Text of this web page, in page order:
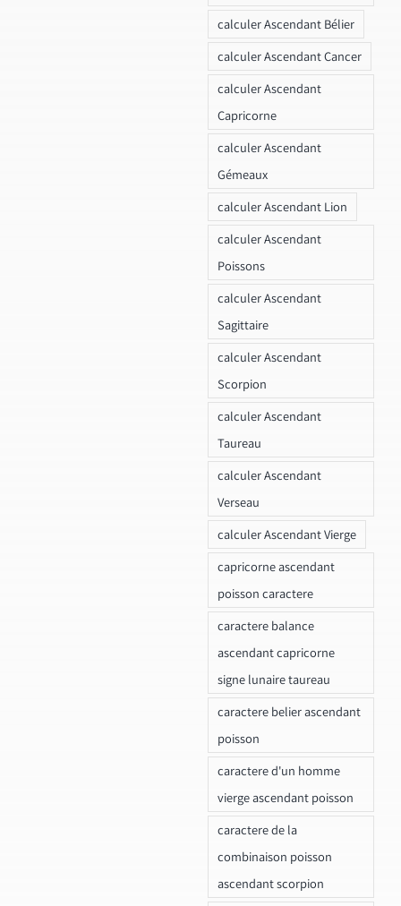
calculer Ascendant Bélier
calculer Ascendant Cancer
calculer Ascendant
Capricorne
calculer Ascendant
Gémeaux
calculer Ascendant Lion
calculer Ascendant
Poissons
calculer Ascendant
Sagittaire
calculer Ascendant
Scorpion
calculer Ascendant
Taureau
calculer Ascendant
Verseau
calculer Ascendant Vierge
capricorne ascendant
poisson caractere
caractere balance
ascendant capricorne
signe lunaire taureau
caractere belier ascendant
poisson
caractere d'un homme
vierge ascendant poisson
caractere de la
combinaison poisson
ascendant scorpion